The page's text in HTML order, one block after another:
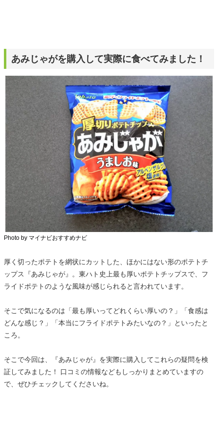
あみじゃがを購入して実際に食べてみました！
Photo by マイナビおすすめナビ
厚く切ったポテトを網状にカットした、ほかにはない形のポテトチ
ップス『あみじゃが』。東ハト史上最も厚いポテトチップスで、フ
ライドポテトのような風味が感じられると言われています。
そこで気になるのは「最も厚いってどれくらい厚いの？」「食感は
どんな感じ？」「本当にフライドポテトみたいなの？」といったと
ころ。
そこで今回は、『あみじゃが』を実際に購入してこれらの疑問を検
証してみました！ 口コミの情報などもしっかりまとめていますの
で、ぜひチェックしてくださいね。